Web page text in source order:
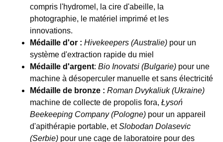
compris l'hydromel, la cire d'abeille, la
photographie, le matériel imprimé et les
innovations.
Médaille d'or : Hivekeepers (Australie) pour un
système d'extraction rapide du miel
Médaille d'argent: Bio Inovatsi (Bulgarie) pour une
machine à désoperculer manuelle et sans électricité
Médaille de bronze : Roman Dvykaliuk (Ukraine)
machine de collecte de propolis fora, Łysoń
Beekeeping Company (Pologne) pour un appareil
d'apithérapie portable, etSlobodan Dolasevic
(Serbie) pour une cage de laboratoire pour des